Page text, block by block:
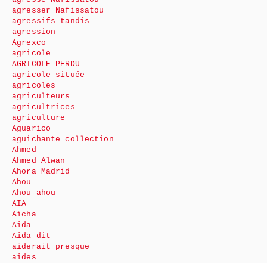
agresser Nafissatou
agressifs tandis
agression
Agrexco
agricole
AGRICOLE PERDU
agricole située
agricoles
agriculteurs
agricultrices
agriculture
Aguarico
aguichante collection
Ahmed
Ahmed Alwan
Ahora Madrid
Ahou
Ahou ahou
AIA
Aïcha
Aida
Aida dit
aiderait presque
aides